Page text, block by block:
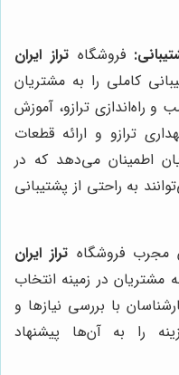
فروشگاهتراز ایران
کاملی را به مشتریان
راه‌اندازی ترازو، آموزش
ترازو و ارائه قطعات
اطمینان می‌دهد که در
به راحتی از پشتیبانی
مجرب فروشگاه تراز ایران
مشتریان در زمینه انتخاب
با بررسی نیازها و
را به آن‌ها پیشنهاد